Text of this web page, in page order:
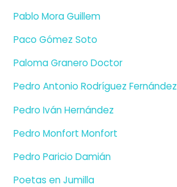
Pablo Mora Guillem
Paco Gómez Soto
Paloma Granero Doctor
Pedro Antonio Rodríguez Fernández
Pedro Iván Hernández
Pedro Monfort Monfort
Pedro Paricio Damián
Poetas en Jumilla